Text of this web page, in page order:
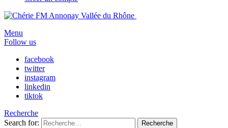
Menu
Follow us
facebook
twitter
instagram
linkedin
tiktok
Recherche
Search for:
Recherche